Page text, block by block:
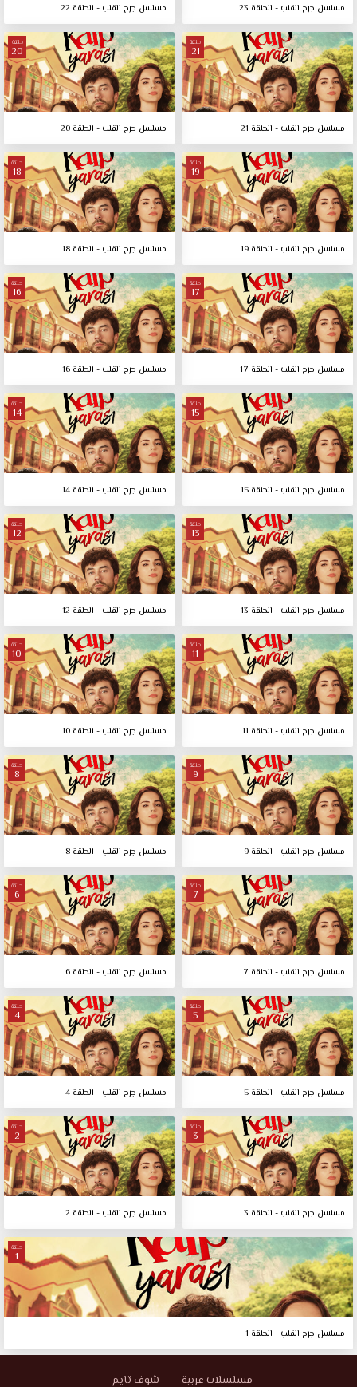
مسلسل جرح القلب - الحلقة 23 مسلسل جرح القلب - الحلقة 22
حلقة
21
مسلسل جرح القلب - الحلقة 21
حلقة
20
مسلسل جرح القلب - الحلقة 20
حلقة
19
مسلسل جرح القلب - الحلقة 19
حلقة
18
مسلسل جرح القلب - الحلقة 18
حلقة
17
مسلسل جرح القلب - الحلقة 17
حلقة
16
مسلسل جرح القلب - الحلقة 16
حلقة
15
مسلسل جرح القلب - الحلقة 15
حلقة
14
مسلسل جرح القلب - الحلقة 14
حلقة
13
مسلسل جرح القلب - الحلقة 13
حلقة
12
مسلسل جرح القلب - الحلقة 12
حلقة
11
مسلسل جرح القلب - الحلقة 11
حلقة
10
مسلسل جرح القلب - الحلقة 10
حلقة
9
مسلسل جرح القلب - الحلقة 9
حلقة
8
مسلسل جرح القلب - الحلقة 8
حلقة
7
مسلسل جرح القلب - الحلقة 7
حلقة
6
مسلسل جرح القلب - الحلقة 6
حلقة
5
مسلسل جرح القلب - الحلقة 5
حلقة
4
مسلسل جرح القلب - الحلقة 4
حلقة
3
مسلسل جرح القلب - الحلقة 3
حلقة
2
مسلسل جرح القلب - الحلقة 2
حلقة
1
مسلسل جرح القلب - الحلقة 1
مسلسلات عربية شوف تايم